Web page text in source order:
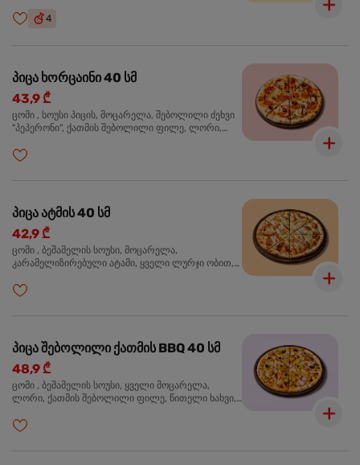
4
პიცა ხორცაინი 40 სმ
43,9 ₾
ცომი , სოუსი პიცის, მოცარელა, შებოლილი ძეხვი
"პეპერონი", ქათმის შებოლილი ფილე, ლორი,
პიცა ატმის 40 სმ
42,9 ₾
ცომი , ბეშამელის სოუსი, მოცარელა,
კარამელიზირებული ატამი, ყველი ლურჯი ობით,
პიცა შებოლილი ქათმის BBQ 40 სმ
48,9 ₾
ცომი , ბეშამელის სოუსი, ყველი მოცარელა,
ლორი, ქათმის შებოლილი ფილე, წითელი ხახვი,
ხალაპენიო, ორეგანო